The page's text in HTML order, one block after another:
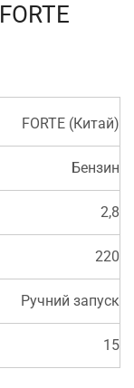
FORTE (Китай)
Бензин
2,8
220
Ручний запуск
15